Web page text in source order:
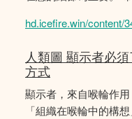
hd.icefire.win/content/
人類圖 顯示者必
方式
顯示者，來自喉輪作
「組織在喉輪中的構